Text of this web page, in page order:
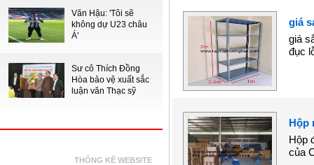
Văn Hậu: 'Tôi sẽ
không dự U23 châu
Á'
Sư cô Thích Đồng
Hòa bảo vệ xuất sắc
luận văn Thạc sỹ
THỐNG KÊ WEBSITE
giá
giá
đục
Hộp
Hộp
của